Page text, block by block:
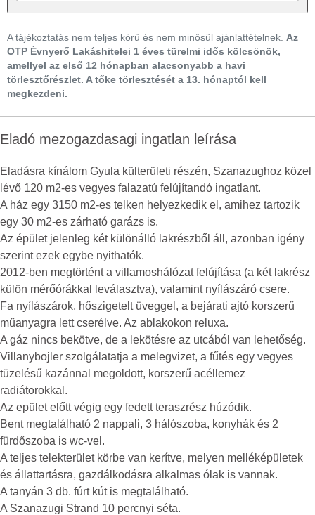
A tájékoztatás nem teljes körű és nem minősül ajánlattételnek. Az
OTP Évnyerő Lakáshitelei 1 éves türelmi idős kölcsönök,
amellyel az első 12 hónapban alacsonyabb a havi
törlesztőrészlet. A tőke törlesztését a 13. hónaptól kell
megkezdeni.
Eladó mezogazdasagi ingatlan leírása
Eladásra kínálom Gyula külterületi részén, Szanazughoz közel
lévő 120 m2-es vegyes falazatú felújítandó ingatlant.
A ház egy 3150 m2-es telken helyezkedik el, amihez tartozik
egy 30 m2-es zárható garázs is.
Az épület jelenleg két különálló lakrészből áll, azonban igény
szerint ezek egybe nyithatók.
2012-ben megtörtént a villamoshálózat felújítása (a két lakrész
külön mérőórákkal leválasztva), valamint nyílászáró csere.
Fa nyílászárok, hőszigetelt üveggel, a bejárati ajtó korszerű
műanyagra lett cserélve. Az ablakokon reluxa.
A gáz nincs bekötve, de a lekötésre az utcából van lehetőség.
Villanybojler szolgálatatja a melegvizet, a fűtés egy vegyes
tüzelésű kazánnal megoldott, korszerű acéllemez
radiátorokkal.
Az epület előtt végig egy fedett teraszrész húzódik.
Bent megtalálható 2 nappali, 3 hálószoba, konyhák és 2
fürdőszoba is wc-vel.
A teljes telekterület körbe van kerítve, melyen melléképületek
és állattartásra, gazdálkodásra alkalmas ólak is vannak.
A tanyán 3 db. fúrt kút is megtalálható.
A Szanazugi Strand 10 percnyi séta.